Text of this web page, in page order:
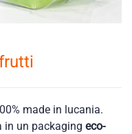
made in lucania.
in un packaging eco-